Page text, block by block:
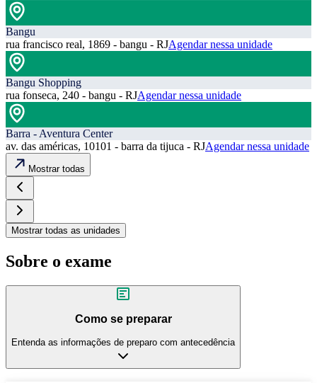
Bangu
rua francisco real, 1869 - bangu - RJAgendar nessa unidade
Bangu Shopping
rua fonseca, 240 - bangu - RJAgendar nessa unidade
Barra - Aventura Center
av. das américas, 10101 - barra da tijuca - RJAgendar nessa unidade
Mostrar todas
Mostrar todas as unidades
Sobre o exame
Como se preparar
Entenda as informações de preparo com antecedência